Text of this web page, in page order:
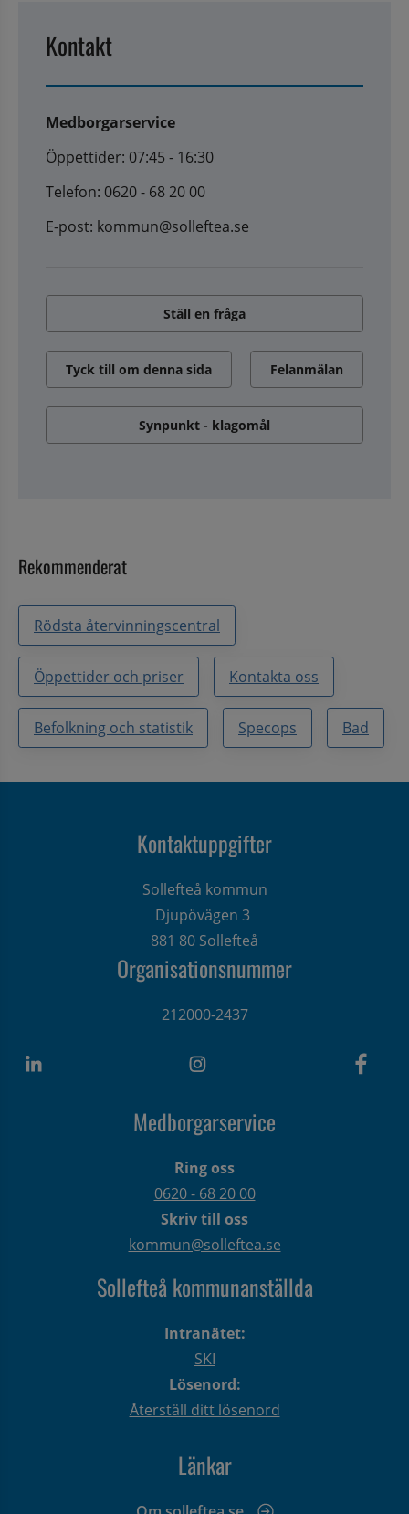
Kontakt
Medborgarservice
Öppettider: 07:45 - 16:30
Telefon: 0620 - 68 20 00
E-post: kommun@solleftea.se
Ställ en fråga
Tyck till om denna sida Felanmälan
Synpunkt - klagomål
Rekommenderat
Rödsta återvinningscentral
Öppettider och priser Kontakta oss
Befolkning och statistik Specops Bad
Kontaktuppgifter
Sollefteå kommun
Djupövägen 3
881 80 Sollefteå
Organisationsnummer
212000-2437
Medborgarservice
Ring oss
0620 - 68 20 00
Skriv till oss
kommun@solleftea.se
Sollefteå kommunanställda
Intranätet:
SKI
Lösenord:
Återställ ditt lösenord
Länkar